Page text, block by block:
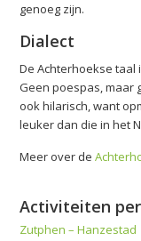
genoeg zijn.
Dialect
De Achterhoekse taal
Geen poespas, maar
ook hilarisch, want
leuker dan die in het
Meer over de
Activiteiten
Zutphen – Hanzestad